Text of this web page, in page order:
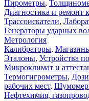
Пирометры,
Диагностика и ремонт
Трассоискатели,
Генераторы ударных
Метрология
Калибраторы,
Эталоны, Устройства
Микроклимат и
Термогигрометры,
рабочих мест,
Нефтехимия,